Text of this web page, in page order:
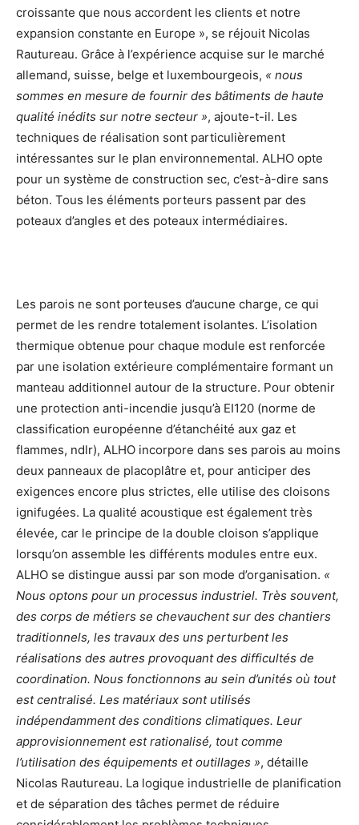
croissante que nous accordent les clients et notre
expansion constante en Europe », se réjouit Nicolas
Rautureau. Grâce à l’expérience acquise sur le marché
allemand, suisse, belge et luxembourgeois, « nous
sommes en mesure de fournir des bâtiments de haute
qualité inédits sur notre secteur », ajoute-t-il. Les
techniques de réalisation sont particulièrement
intéressantes sur le plan environnemental. ALHO opte
pour un système de construction sec, c’est-à-dire sans
béton. Tous les éléments porteurs passent par des
poteaux d’angles et des poteaux intermédiaires.
Les parois ne sont porteuses d’aucune charge, ce qui
permet de les rendre totalement isolantes. L’isolation
thermique obtenue pour chaque module est renforcée
par une isolation extérieure complémentaire formant un
manteau additionnel autour de la structure. Pour obtenir
une protection anti-incendie jusqu’à EI120 (norme de
classification européenne d’étanchéité aux gaz et
flammes, ndlr), ALHO incorpore dans ses parois au moins
deux panneaux de placoplâtre et, pour anticiper des
exigences encore plus strictes, elle utilise des cloisons
ignifugées. La qualité acoustique est également très
élevée, car le principe de la double cloison s’applique
lorsqu’on assemble les différents modules entre eux.
ALHO se distingue aussi par son mode d’organisation. «
Nous optons pour un processus industriel. Très souvent,
des corps de métiers se chevauchent sur des chantiers
traditionnels, les travaux des uns perturbent les
réalisations des autres provoquant des difficultés de
coordination. Nous fonctionnons au sein d’unités où tout
est centralisé. Les matériaux sont utilisés
indépendamment des conditions climatiques. Leur
approvisionnement est rationalisé, tout comme
l’utilisation des équipements et outillages », détaille
Nicolas Rautureau. La logique industrielle de planification
et de séparation des tâches permet de réduire